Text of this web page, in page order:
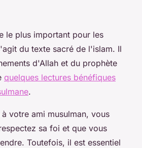
le plus important pour les
du texte sacré de l'islam. Il
d'Allah et du prophète
quelques lectures bénéfiques
.
votre ami musulman, vous
sa foi et que vous
Toutefois, il est essentiel